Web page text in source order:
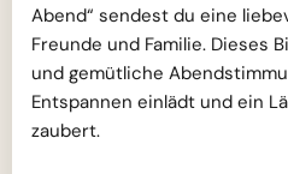
Abend“ sendest du eine
Freunde und Familie. Dieses
und gemütliche
Entspannen einlädt und ein
zaubert.